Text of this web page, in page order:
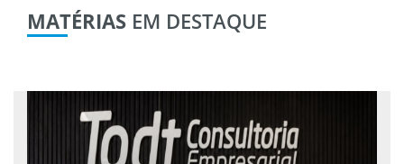
MATÉRIAS EM DESTAQUE